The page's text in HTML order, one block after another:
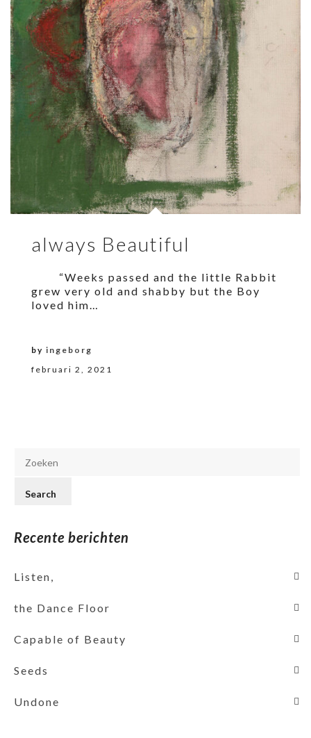
always Beautiful
“Weeks passed and the little Rabbit
grew very old and shabby but the Boy
loved him…
februari 2, 2021
by ingeborg
Recente berichten
Listen,
the Dance Floor
Capable of Beauty
Seeds
Undone